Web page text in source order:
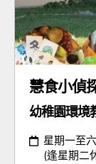
慧食小偵
幼稚園環境
日期：
星期一至
(逢星期二